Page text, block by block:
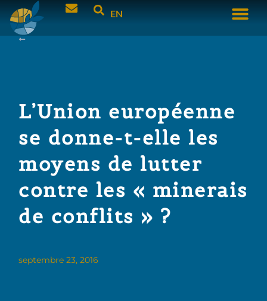
EN
L’Union européenne
se donne-t-elle les
moyens de lutter
contre les « minerais
de conflits » ?
septembre 23, 2016